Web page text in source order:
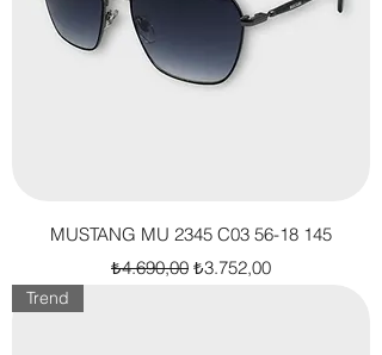
MUSTANG MU 2345 C03 56-18 145
Normal Fiyat
₺4.690,00 İndirimli Fiyat
₺3.752,00
Trend